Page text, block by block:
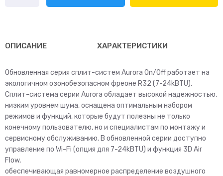
ОПИСАНИЕ ХАРАКТЕРИСТИКИ
Обновленная серия сплит-систем Aurora On/Off работает на
экологичном озонобезопасном фреоне R32 (7-24kBTU).
Сплит-система серии Aurora обладает высокой надежностью,
низким уровнем шума, оснащена оптимальным набором
режимов и функций, которые будут полезны не только
конечному пользователю, но и специалистам по монтажу и
сервисному обслуживанию. В обновленной серии доступно
управление по Wi-Fi (опция для 7-24kBTU) и функция 3D Air
Flow,
обеспечивающая равномерное распределение воздушного